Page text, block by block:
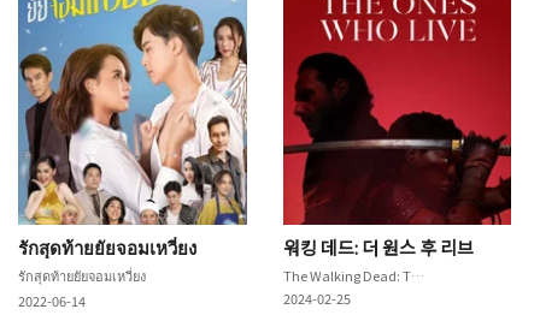
รักสุดท้ายยัยจอมเหวี่ยง
รักสุดท้ายยัยจอมเหวี่ยง
2022-06-14
워킹 데드: 더 원스 후 리브
The Walking Dead: The Ones Who Live
2024-02-25